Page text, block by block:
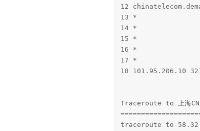
12
13 *
14 *
15 *
16 *
17 *
18 101.95.206.10
Traceroute to 上海
traceroute to